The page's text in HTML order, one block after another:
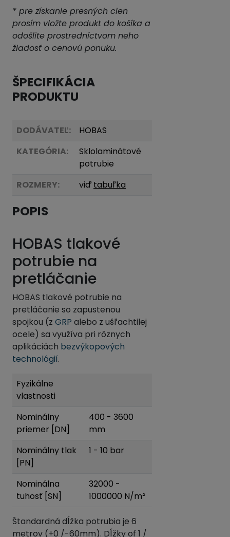
* pre získanie presných cien
prosím vložte produkt do košíka a
odošlite prostredníctvom neho
žiadosť o cenovú ponuku.
ŠPECIFIKÁCIA
PRODUKTU
DODÁVATEĽ:
HOBAS
KATEGÓRIA:
Sklolaminátové
potrubie
ROZMERY:
viď tabuľka
POPIS
HOBAS tlakové
potrubie na
pretláčanie
HOBAS tlakové potrubie na
pretláčanie so zapustenou
spojkou (z GRP alebo z ušľachtilej
ocele) sa využíva pri rôznych
aplikáciách bezvýkopových
technológií.
Fyzikálne
vlastnosti
Nominálny
priemer [DN]
400 - 3600
mm
Nominálny tlak
[PN]
1 - 10 bar
Nominálna
tuhosť [SN]
32000 -
1000000 N/m²
Štandardná dĺžka potrubia je 6
metrov (+0 /-60mm). Dĺžky of 1 /